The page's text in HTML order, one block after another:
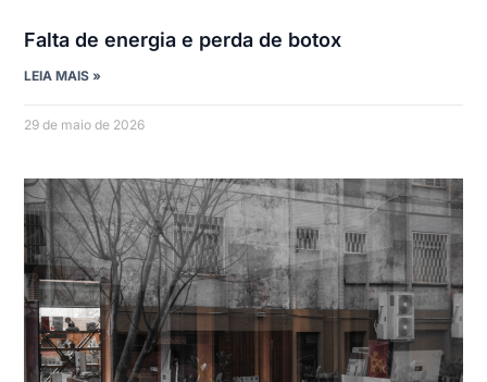
Falta de energia e perda de botox
LEIA MAIS »
29 de maio de 2026